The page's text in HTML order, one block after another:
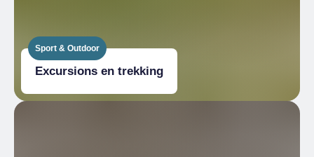
Sport & Outdoor
Excursions en trekking